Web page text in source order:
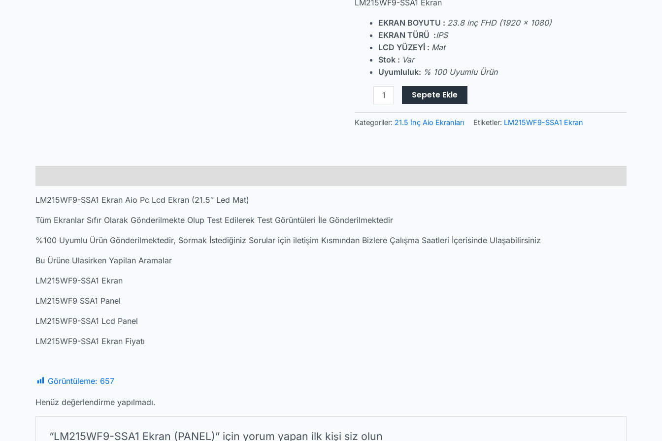
LM215WF9-SSA1 Ekran
EKRAN BOYUTU : 23.8 inç FHD (1920 x 1080)
EKRAN TÜRÜ :IPS
LCD YÜZEYİ : Mat
Stok : Var
Uyumluluk: % 100 Uyumlu Ürün
Sepete Ekle
Kategoriler: 21.5 İnç Aio Ekranları Etiketler: LM215WF9-SSA1 Ekran
LM215WF9-SSA1 Ekran Aio Pc Lcd Ekran (21.5″ Led Mat)
Tüm Ekranlar Sıfır Olarak Gönderilmekte Olup Test Edilerek Test Görüntüleri İle Gönderilmektedir
%100 Uyumlu Ürün Gönderilmektedir, Sormak İstediğiniz Sorular için iletişim Kısmından Bizlere Çalışma Saatleri İçerisinde Ulaşabilirsiniz
Bu Ürüne Ulasirken Yapilan Aramalar
LM215WF9-SSA1 Ekran
LM215WF9 SSA1 Panel
LM215WF9-SSA1 Lcd Panel
LM215WF9-SSA1 Ekran Fiyatı
Görüntüleme: 657
Henüz değerlendirme yapılmadı.
“LM215WF9-SSA1 Ekran (PANEL)” için yorum yapan ilk kişi siz olun